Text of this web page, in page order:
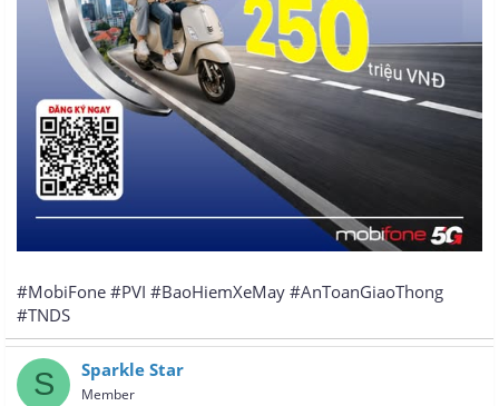
#MobiFone #PVI #BaoHiemXeMay #AnToanGiaoThong
#TNDS
S Sparkle Star
Member